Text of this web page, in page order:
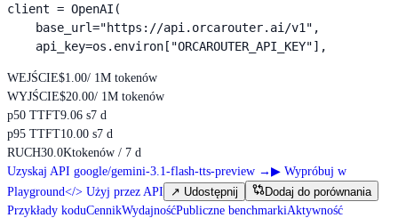
client = OpenAI(
    base_url="https://api.orcarouter.ai/v1",
    api_key=os.environ["ORCAROUTER_API_KEY"],
WEJŚCIE$1.00/ 1M tokenów
WYJŚCIE$20.00/ 1M tokenów
p50 TTFT9.06 s7 d
p95 TTFT10.00 s7 d
RUCH30.0Ktokenów / 7 d
Uzyskaj API google/gemini-3.1-flash-tts-preview → ▶ Wypróbuj w
Playground</> Użyj przez API ↗ Udostępnij
Dodaj do porównania
Przykłady koduCennikWydajnośćPubliczne benchmarkiAktywność